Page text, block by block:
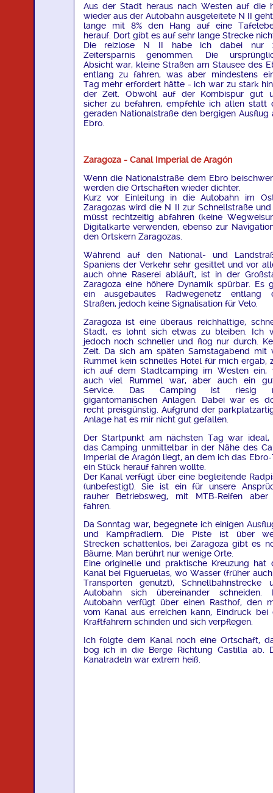
Aus der Stadt heraus nach Westen auf die
wieder aus der Autobahn ausgeleitete N II
lange mit 8% den Hang auf eine
herauf. Dort gibt es auf sehr lange Strecke
Die reizlose N II habe ich dabei nur
Zeitersparnis genommen. Die
Absicht war, kleine Straßen am Stausee des
entlang zu fahren, was aber mindestens
Tag mehr erfordert hätte - ich war zu stark
der Zeit. Obwohl auf der Kombispur gut
sicher zu befahren, empfehle ich allen statt
geraden Nationalstraße den bergigen Ausflug
Ebro.
Zaragoza - Canal Imperial de Aragón
Wenn die Nationalstraße dem Ebro
werden die Ortschaften wieder dichter.
Kurz vor Einleitung in die Autobahn im
Zaragozas wird die N II zur Schnellstraße
müsst rechtzeitig abfahren (keine
Digitalkarte verwenden, ebenso zur
den Ortskern Zaragozas.
Während auf den National- und
Spaniens der Verkehr sehr gesittet und vor
auch ohne Raserei abläuft, ist in der
Zaragoza eine höhere Dynamik spürbar. Es
ein ausgebautes Radwegenetz entlang
Straßen, jedoch keine Signalisation für Velo.
Zaragoza ist eine überaus reichhaltige,
Stadt, es lohnt sich etwas zu bleiben. Ich
jedoch noch schneller und flog nur durch.
Zeit. Da sich am späten Samstagabend mit
Rummel kein schnelles Hotel für mich ergab,
ich auf dem Stadtcamping im Westen ein,
auch viel Rummel war, aber auch ein
Service. Das Camping ist riesig
gigantomanischen Anlagen. Dabei war es
recht preisgünstig. Aufgrund der
Anlage hat es mir nicht gut gefallen.
Der Startpunkt am nächsten Tag war ideal,
das Camping unmittelbar in der Nähe des
Imperial de Aragón liegt, an dem ich das
ein Stück herauf fahren wollte.
Der Kanal verfügt über eine begleitende
(unbefestigt). Sie ist ein für unsere
rauher Betriebsweg, mit MTB-Reifen aber
fahren.
Da Sonntag war, begegnete ich einigen
und Kampfradlern. Die Piste ist über
Strecken schattenlos, bei Zaragoza gibt es
Bäume. Man berührt nur wenige Orte.
Eine originelle und praktische Kreuzung hat
Kanal bei Figueruelas, wo Wasser (früher
Transporten genutzt), Schnellbahnstrecke
Autobahn sich übereinander schneiden.
Autobahn verfügt über einen Rasthof, den
vom Kanal aus erreichen kann, Eindruck bei
Kraftfahrern schinden und sich verpflegen.
Ich folgte dem Kanal noch eine Ortschaft,
bog ich in die Berge Richtung Castilla ab.
Kanalradeln war extrem heiß.